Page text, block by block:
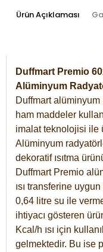
Ürün Açıklaması
Duffmart Premio
Alüminyum
Duffmart
ham maddeler
imalat teknolojisi ile
Alüminyum
dekoratif ısıtma
Duffmart Premio
ısı transferine uygun
0,64 litre su ile
ihtiyacı gösteren
Kcal/h ısı için
gelmektedir. Bu ise